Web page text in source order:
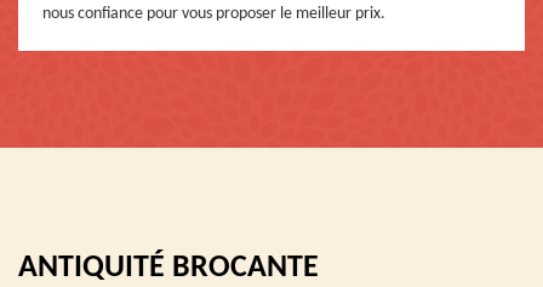
nous confiance pour vous proposer le meilleur prix.
ANTIQUITÉ BROCANTE